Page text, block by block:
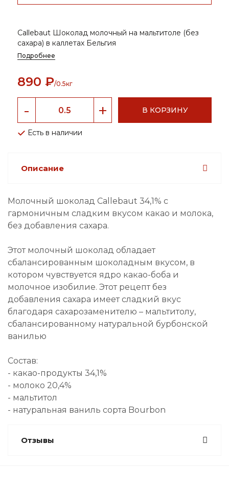
Callebaut Шоколад молочный на мальтитоле (без
сахара) в каллетах Бельгия
Подробнее
890 ₽/0.5кг
В КОРЗИНУ
Есть в наличии
Описание
Молочный шоколад Callebaut 34,1% с
гармоничным сладким вкусом какао и молока,
без добавления сахара.
Этот молочный шоколад обладает
сбалансированным шоколадным вкусом, в
котором чувствуется ядро какао-боба и
молочное изобилие. Этот рецепт без
добавления сахара имеет сладкий вкус
благодаря сахарозаменителю – мальтитолу,
сбалансированному натуральной бурбонской
ванилью
Состав:
- какао-продукты 34,1%
- молоко 20,4%
- мальтитол
- натуральная ваниль сорта Bourbon
Отзывы